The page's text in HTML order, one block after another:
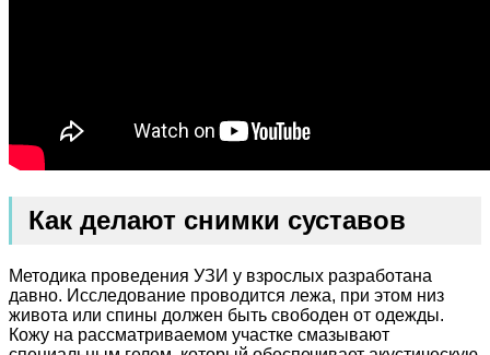
Как делают снимки суставов
Методика проведения УЗИ у взрослых разработана
давно. Исследование проводится лежа, при этом низ
живота или спины должен быть свободен от одежды.
Кожу на рассматриваемом участке смазывают